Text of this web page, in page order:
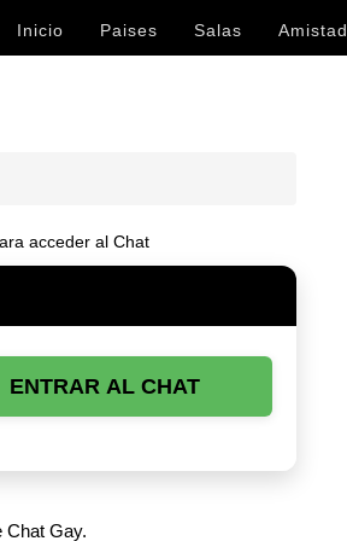
Inicio Paises Salas Amistad
acceder al Chat
ENTRAR AL CHAT
Chat Gay.